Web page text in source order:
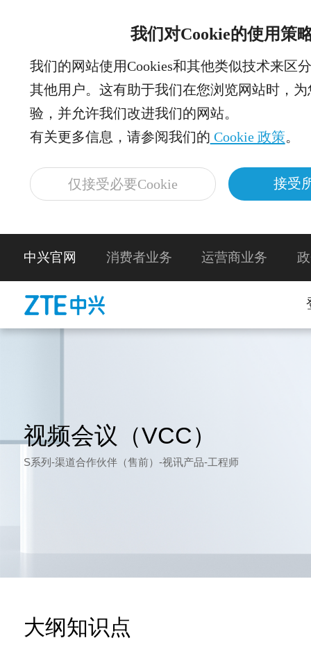
我们对Cookie的使用策
我们的网站使用Cookies和其他类似技术来区
其他用户。这有助于我们在您浏览网站时，
验，并允许我们改进我们的网站。
有关更多信息，请参阅我们的 Cookie 政策。
仅接受必要Cookie 接受
中兴官网 消费者业务 运营商业务
视频会议（VCC）
S系列-渠道合作伙伴（售前）-视讯产品-工程师
大纲知识点